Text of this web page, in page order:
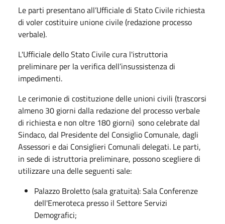
Le parti presentano all’Ufficiale di Stato Civile richiesta
di voler costituire unione civile (redazione processo
verbale).
L'Ufficiale dello Stato Civile cura l'istruttoria
preliminare per la verifica dell’insussistenza di
impedimenti.
Le cerimonie di costituzione delle unioni civili (trascorsi
almeno 30 giorni dalla redazione del processo verbale
di richiesta e non oltre 180 giorni) sono celebrate dal
Sindaco, dal Presidente del Consiglio Comunale, dagli
Assessori e dai Consiglieri Comunali delegati. Le parti,
in sede di istruttoria preliminare, possono scegliere di
utilizzare una delle seguenti sale:
Palazzo Broletto (sala gratuita): Sala Conferenze
dell'Emeroteca presso il Settore Servizi
Demografici;